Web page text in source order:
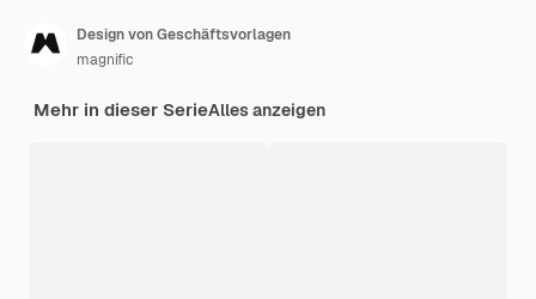
Design von Geschäftsvorlagen
magnific
Mehr in dieser SerieAlles anzeigen